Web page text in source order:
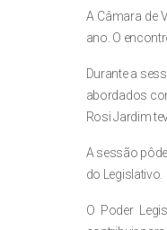
A Câmara de
ano. O
Durante a
abordados
Rosi Jardim
A sessão
do Legislativo.
O Poder